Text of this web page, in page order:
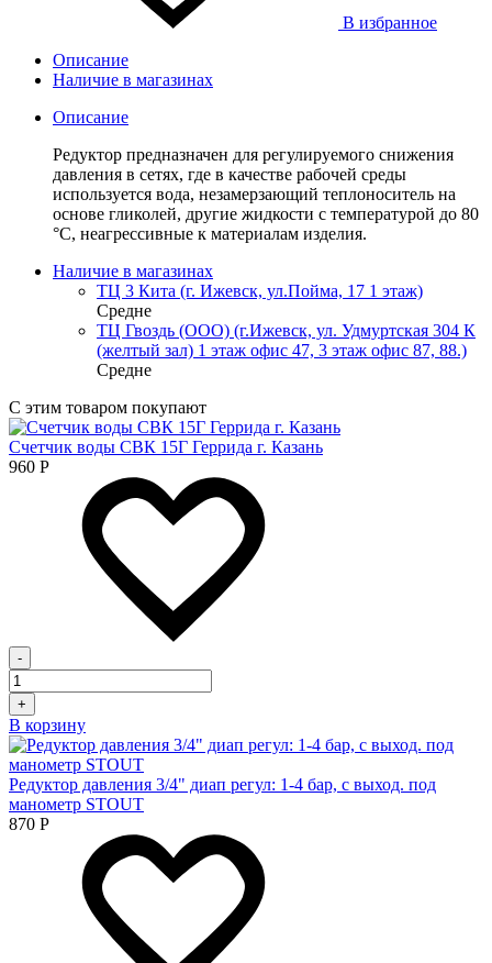
В избранное
Описание
Наличие в магазинах
Описание
Редуктор предназначен для регулируемого снижения
давления в сетях, где в качестве рабочей среды
используется вода, незамерзающий теплоноситель на
основе гликолей, другие жидкости с температурой до 80
°С, неагрессивные к материалам изделия.
Наличие в магазинах
ТЦ 3 Кита (г. Ижевск, ул.Пойма, 17 1 этаж)
Средне
ТЦ Гвоздь (ООО) (г.Ижевск, ул. Удмуртская 304 К
(желтый зал) 1 этаж офис 47, 3 этаж офис 87, 88.)
Средне
С этим товаром покупают
Счетчик воды СВК 15Г Геррида г. Казань
960 Р
-
+
В корзину
Редуктор давления 3/4" диап регул: 1-4 бар, с выход. под
манометр STOUT
870 Р